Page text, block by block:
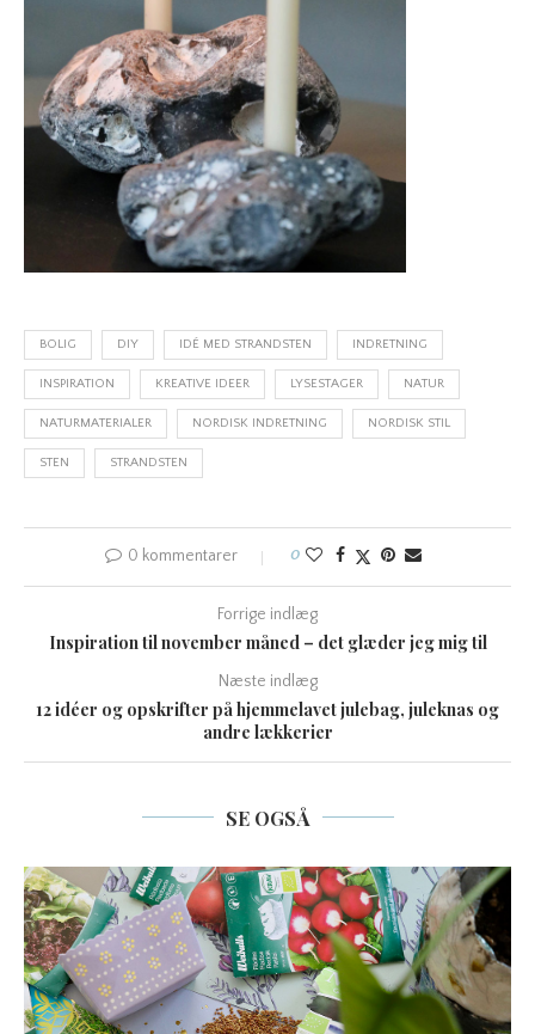
BOLIG DIY IDÉ MED STRANDSTEN INDRETNING
INSPIRATION KREATIVE IDEER LYSESTAGER NATUR
NATURMATERIALER NORDISK INDRETNING NORDISK STIL
STEN STRANDSTEN
0 kommentarer 0
Forrige indlæg
Inspiration til november måned – det glæder jeg mig til
Næste indlæg
12 idéer og opskrifter på hjemmelavet julebag, juleknas og
andre lækkerier
SE OGSÅ